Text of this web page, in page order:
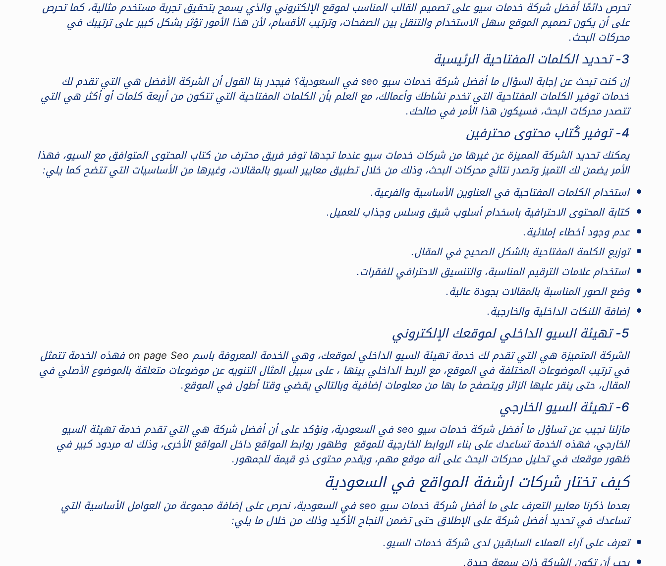
تحرص دائمًا أفضل شركة خدمات سيو على تصميم القالب المناسب لموقع الإلكتروني والذي يسمح بتحقيق تجربة مستخدم مثالية، كما تحرص
على أن يكون تصميم الموقع سهل الاستخدام والتنقل بين الصفحات، وترتيب الأقسام، لأن هذا الأمور تؤثر بشكل كبير على ترتيبك في
محركات البحث.
3- تحديد الكلمات المفتاحية الرئيسية
إن كنت تبحث عن إجابة السؤال ما أفضل شركة خدمات سيو seo في السعودية؟ فيجدر بنا القول أن الشركة الأفضل هي التي تقدم لك
خدمات توفير الكلمات المفتاحية التي تخدم نشاطك وأعمالك، مع العلم بأن الكلمات المفتاحية التي تتكون من أربعة كلمات أو أكثر هي التي
تتصدر محركات البحث، فسيكون هذا الأمر في صالحك.
4- توفير كُتاب محتوى محترفين
يمكنك تحديد الشركة المميزة عن غيرها من شركات خدمات سيو عندما تجدها توفر فريق محترف من كتاب المحتوى المتوافق مع السيو، فهذا
الأمر يضمن لك التميز وتصدر نتائج محركات البحث، وذلك من خلال تطبيق معايير السيو بالمقالات، وغيرها من الأساسيات التي تتضح كما يلي:
استخدام الكلمات المفتاحية في العناوين الأساسية والفرعية.
كتابة المحتوى الاحترافية باسخدام أسلوب شيق وسلس وجذاب للعميل.
عدم وجود أخطاء إملائية.
توزيع الكلمة المفتاحية بالشكل الصحيح في المقال.
استخدام علامات الترقيم المناسبة، والتنسيق الاحترافي للفقرات.
وضع الصور المناسبة بالمقالات بجودة عالية.
إضافة اللنكات الداخلية والخارجية.
5- تهيئة السيو الداخلي لموقعك الإلكتروني
الشركة المتميزة هي التي تقدم لك خدمة تهيئة السيو الداخلي لموقعك، وهي الخدمة المعروفة باسم on page Seoفهذه الخدمة تتمثل
في ترتيب الموضوعات المختلفة في الموقع، مع الربط الداخلي بينها ، على سبيل المثال التنويه عن موضوعات متعلقة بالموضوع الأصلي في
المقال، حتى ينقر عليها الزائر ويتصفح ما بها من معلومات إضافية وبالتالي يقضي وقتا أطول في الموقع.
6- تهيئة السيو الخارجي
مازلنا نجيب عن تساؤل ما أفضل شركة خدمات سيو seo في السعودية، ونؤكد على أن أفضل شركة هي التي تقدم خدمة تهيئة السيو
الخارجي، فهذه الخدمة تساعدك على بناء الروابط الخارجية للموقع وظهور روابط المواقع داخل المواقع الأخرى، وذلك له مردود كبير في
ظهور موقعك في تحليل محركات البحث على أنه موقع مهم، ويقدم محتوى ذو قيمة للجمهور.
كيف تختار شركات ارشفة المواقع في السعودية
بعدما ذكرنا معايير التعرف على ما أفضل شركة خدمات سيو seo في السعودية، نحرص على إضافة مجموعة من العوامل الأساسية التي
تساعدك في تحديد أفضل شركة على الإطلاق حتى تضمن النجاح الأكيد وذلك من خلال ما يلي:
تعرف على آراء العملاء السابقين لدى شركة خدمات السيو.